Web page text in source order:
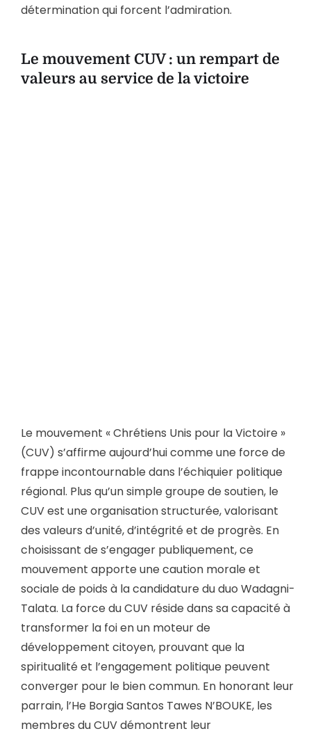
détermination qui forcent l’admiration.
Le mouvement CUV : un rempart de
valeurs au service de la victoire
Le mouvement « Chrétiens Unis pour la Victoire »
(CUV) s’affirme aujourd’hui comme une force de
frappe incontournable dans l’échiquier politique
régional. Plus qu’un simple groupe de soutien, le
CUV est une organisation structurée, valorisant
des valeurs d’unité, d’intégrité et de progrès. En
choisissant de s’engager publiquement, ce
mouvement apporte une caution morale et
sociale de poids à la candidature du duo Wadagni-
Talata. La force du CUV réside dans sa capacité à
transformer la foi en un moteur de
développement citoyen, prouvant que la
spiritualité et l’engagement politique peuvent
converger pour le bien commun. En honorant leur
parrain, l’He Borgia Santos Tawes N’BOUKE, les
membres du CUV démontrent leur